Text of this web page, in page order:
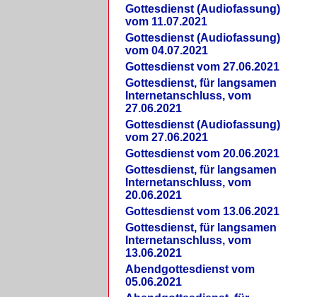
Gottesdienst (Audiofassung)
vom 11.07.2021
Gottesdienst (Audiofassung)
vom 04.07.2021
Gottesdienst vom 27.06.2021
Gottesdienst, für langsamen
Internetanschluss, vom
27.06.2021
Gottesdienst (Audiofassung)
vom 27.06.2021
Gottesdienst vom 20.06.2021
Gottesdienst, für langsamen
Internetanschluss, vom
20.06.2021
Gottesdienst vom 13.06.2021
Gottesdienst, für langsamen
Internetanschluss, vom
13.06.2021
Abendgottesdienst vom
05.06.2021